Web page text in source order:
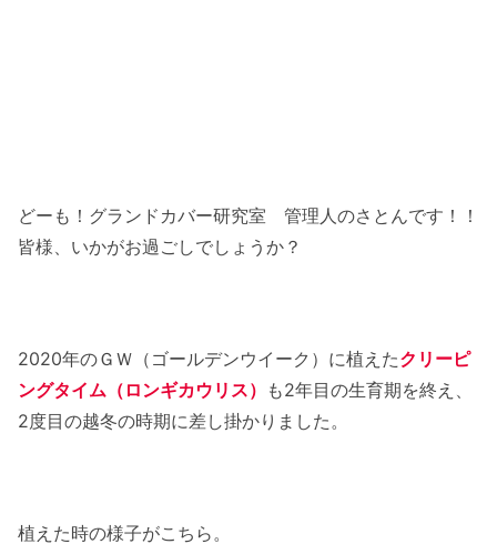
どーも！グランドカバー研究室 管理人のさとんです！！
皆様、いかがお過ごしでしょうか？
2020年のＧＷ（ゴールデンウイーク）に植えたクリーピ
ングタイム（ロンギカウリス） も2年目の生育期を終え、
2度目の越冬の時期に差し掛かりました。
植えた時の様子がこちら。